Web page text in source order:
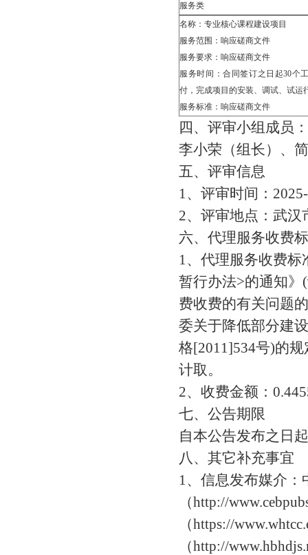
服务类
名称：专业核心课程建设项目
服务范围：响应磋商文件
服务要求：响应磋商文件
服务时间：合同签订之日起30个
付，完成项目的安装、调试、试运
服务标准：响应磋商文件
四、评审小组成员：
李小荣（组长）、
五、评审信息
1、评审时间：
2、评审地点： 武汉
六、代理服务收费
1、代理服务收费
暂行办法>的通知》
费收费的有关问题
委关于降低部分建
格[2011]534号)的
计取。
2、收费金额：
七、公告期限
自本公告发布之日起
八、其它补充事宜
1、信息发布媒介
（http://
（https://
（http://